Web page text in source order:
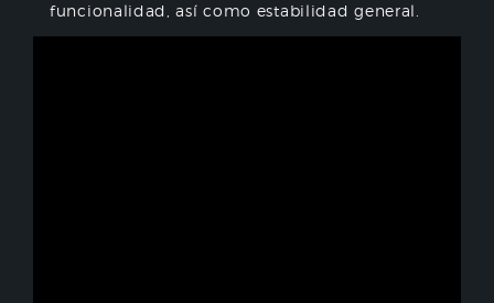
funcionalidad, así como estabilidad general.